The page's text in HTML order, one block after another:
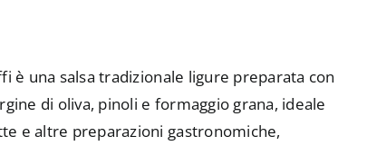
è una salsa tradizionale ligure preparata con
di oliva, pinoli e formaggio grana, ideale
e altre preparazioni gastronomiche,